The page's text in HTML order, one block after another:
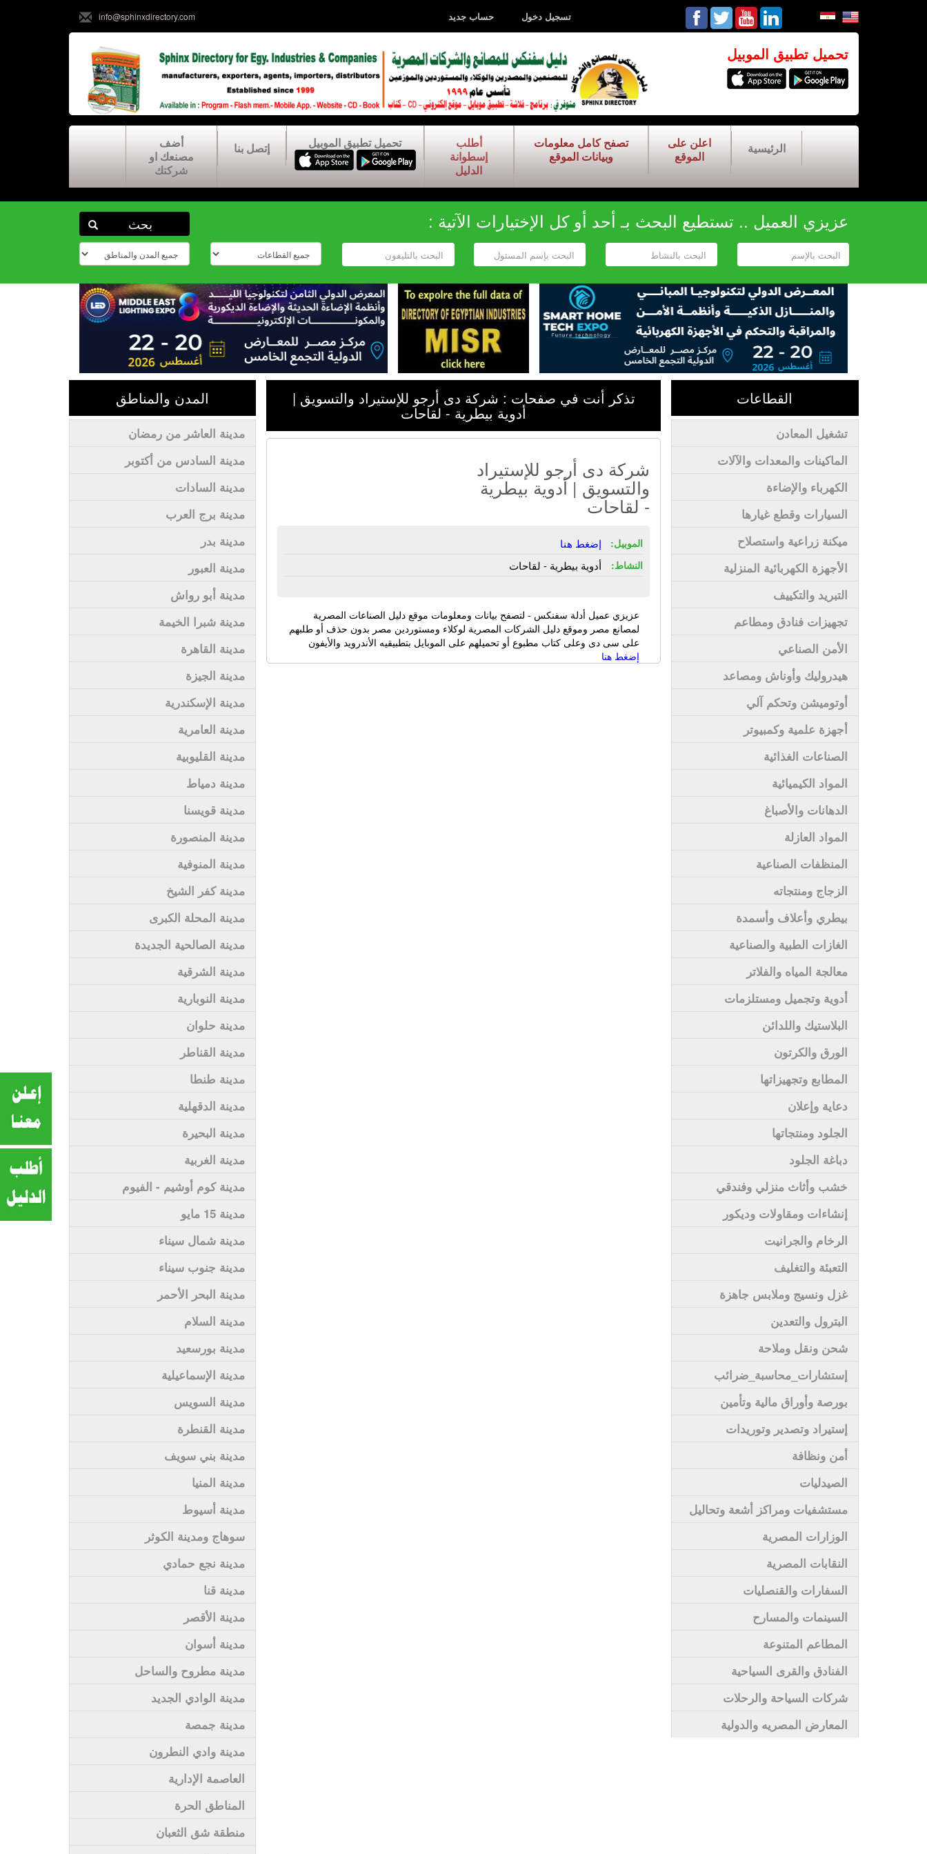
تسجيل دخول حساب جديد info@sphinxdirectory.com
تحميل تطبيق الموبيل
الرئيسية
اعلن على
الموقع
تصفح كامل معلومات
وبيانات الموقع
أطلب
إسطوانة
الدليل
تحميل تطبيق الموبيل إتصل بنا
أضف
مصنعك او
شركتك
عزيزي العميل .. تستطيع البحث بـ أحد أو كل الإختيارات الآتية :
القطاعات
تشغيل المعادن
الماكينات والمعدات والآلات
الكهرباء والإضاءة
السيارات وقطع غيارها
ميكنة زراعية واستصلاح
الأجهزة الكهربائية المنزلية
التبريد والتكييف
تجهيزات فنادق ومطاعم
الأمن الصناعي
هيدروليك وأوناش ومصاعد
أوتوميشن وتحكم آلي
أجهزة علمية وكمبيوتر
الصناعات الغذائية
المواد الكيميائية
الدهانات والأصباغ
المواد العازلة
المنظفات الصناعية
الزجاج ومنتجاته
بيطري وأعلاف وأسمدة
الغازات الطبية والصناعية
معالجة المياه والفلاتر
أدوية وتجميل ومستلزمات
البلاستيك واللدائن
الورق والكرتون
المطابع وتجهيزاتها
دعاية وإعلان
الجلود ومنتجاتها
دباغة الجلود
خشب وأثاث منزلي وفندقي
إنشاءات ومقاولات وديكور
الرخام والجرانيت
التعبئة والتغليف
غزل ونسيج وملابس جاهزة
البترول والتعدين
شحن ونقل وملاحة
إستشارات_محاسبة_ضرائب
بورصة وأوراق مالية وتأمين
إستيراد وتصدير وتوريدات
أمن ونظافة
الصيدليات
مستشفيات ومراكز أشعة وتحاليل
الوزارات المصرية
النقابات المصرية
السفارات والقنصليات
السينمات والمسارح
المطاعم المتنوعة
الفنادق والقرى السياحية
شركات السياحة والرحلات
المعارض المصريه والدولية
تذكر أنت في صفحات : شركة دى أرجو للإستيراد والتسويق |
أدوية بيطرية - لقاحات
شركة دى أرجو للإستيراد
والتسويق | أدوية بيطرية
- لقاحات
الموبيل: إضغط هنا
النشاط: أدوية بيطرية - لقاحات
عزيزي عميل أدلة سفنكس - لتصفح بيانات ومعلومات موقع دليل الصناعات المصرية
لمصانع مصر وموقع دليل الشركات المصرية لوكلاء ومستوردين مصر بدون حذف أو طلبهم
على سى دى وعلى كتاب مطبوع أو تحميلهم على الموبايل بتطبيقيه الأندرويد والأيفون
إضغط هنا
المدن والمناطق
مدينة العاشر من رمضان
مدينة السادس من أكتوبر
مدينة السادات
مدينة برج العرب
مدينة بدر
مدينة العبور
مدينة أبو رواش
مدينة شبرا الخيمة
مدينة القاهرة
مدينة الجيزة
مدينة الإسكندرية
مدينة العامرية
مدينة القليوبية
مدينة دمياط
مدينة قويسنا
مدينة المنصورة
مدينة المنوفية
مدينة كفر الشيخ
مدينة المحلة الكبرى
مدينة الصالحية الجديدة
مدينة الشرقية
مدينة النوبارية
مدينة حلوان
مدينة القناطر
مدينة طنطا
مدينة الدقهلية
مدينة البحيرة
مدينة الغربية
مدينة كوم أوشيم - الفيوم
مدينة 15 مايو
مدينة شمال سيناء
مدينة جنوب سيناء
مدينة البحر الأحمر
مدينة السلام
مدينة بورسعيد
مدينة الإسماعيلية
مدينة السويس
مدينة القنطرة
مدينة بني سويف
مدينة المنيا
مدينة أسيوط
سوهاج ومدينة الكوثر
مدينة نجع حمادي
مدينة قنا
مدينة الأقصر
مدينة أسوان
مدينة مطروح والساحل
مدينة الوادي الجديد
مدينة جمصة
مدينة وادي النطرون
العاصمة الإدارية
المناطق الحرة
منطقة شق الثعبان